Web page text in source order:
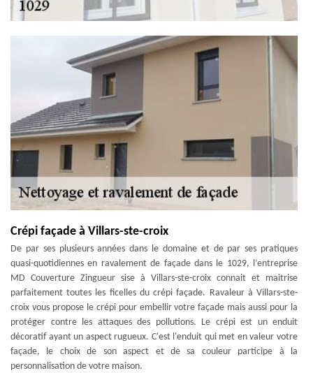
Crépi façade à Villars-ste-croix
De par ses plusieurs années dans le domaine et de par ses pratiques
quasi-quotidiennes en ravalement de façade dans le 1029, l’entreprise
MD Couverture Zingueur sise à Villars-ste-croix connait et maitrise
parfaitement toutes les ficelles du crépi façade. Ravaleur à Villars-ste-
croix vous propose le crépi pour embellir votre façade mais aussi pour la
protéger contre les attaques des pollutions. Le crépi est un enduit
décoratif ayant un aspect rugueux. C'est l'enduit qui met en valeur votre
façade, le choix de son aspect et de sa couleur participe à la
personnalisation de votre maison.